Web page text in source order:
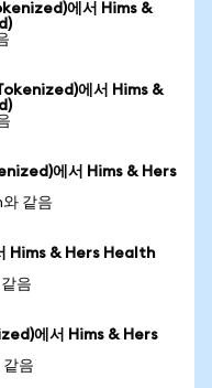
에서 Hims &
에서 Hims &
에서 Hims & Hers
같음
Hims & Hers Health
음
에서 Hims & Hers
음